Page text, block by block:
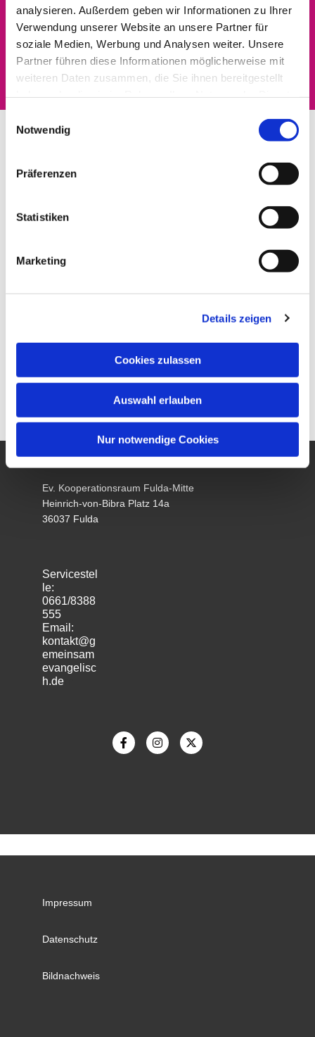
analysieren. Außerdem geben wir Informationen zu Ihrer
Verwendung unserer Website an unsere Partner für
soziale Medien, Werbung und Analysen weiter. Unsere
Partner führen diese Informationen möglicherweise mit
weiteren Daten zusammen, die Sie ihnen bereitgestellt
Notwendig
Präferenzen
Statistiken
Marketing
Details zeigen
Cookies zulassen
Auswahl erlauben
Nur notwendige Cookies
Dies könnte Sie auch
interessieren
Ev. Kooperationsraum Fulda-Mitte
Heinrich-von-Bibra Platz 14a
36037 Fulda
Servicestel
le:
0661/8388
555
Email:
kontakt@g
emeinsam
evangelisc
h.de
Impressum
Datenschutz
Bildnachweis